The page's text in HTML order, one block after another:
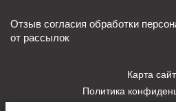
Отзыв согласия обработки
от рассылок
Карта
Политика